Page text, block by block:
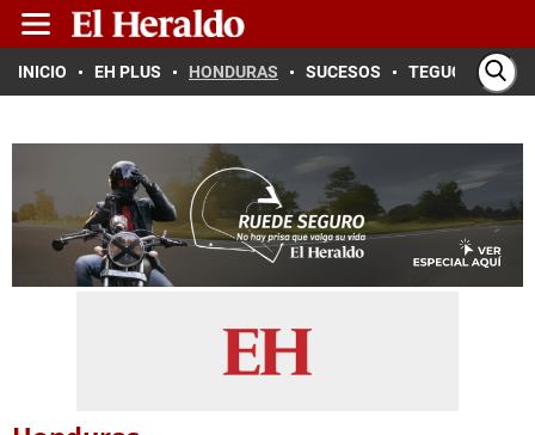
INICIO EH PLUS HONDURAS SUCESOS TEGUCIGALPA